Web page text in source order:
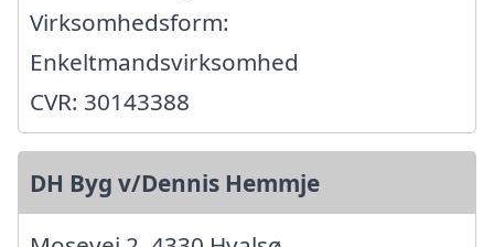
Virksomhedsform:
Enkeltmandsvirksomhed
CVR: 30143388
DH Byg v/Dennis Hemmje